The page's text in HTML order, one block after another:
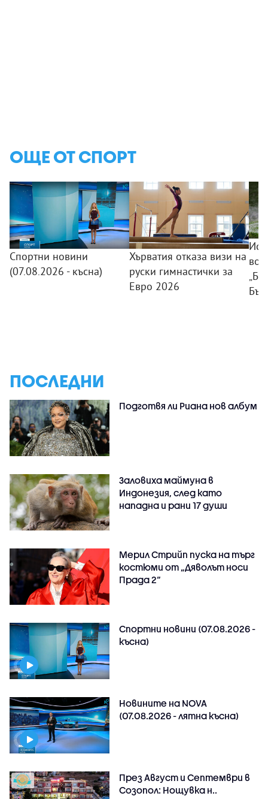
ОЩЕ ОТ СПОРТ
Спортни новини
(07.08.2026 - късна)
Хърватия отказа визи на
руски гимнастички за
Евро 2026
ПОСЛЕДНИ
Подготвя ли Риана нов албум
Заловиха маймуна в
Индонезия, след като
нападна и рани 17 души
Мерил Стрийп пуска на търг
костюми от „Дяволът носи
Прада 2“
Спортни новини (07.08.2026 -
късна)
Новините на NOVA
(07.08.2026 - лятна късна)
През Август и Септември в
Созопол: Нощувка н..